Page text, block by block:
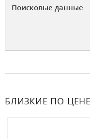
Поисковые данные
БЛИЗКИЕ ПО